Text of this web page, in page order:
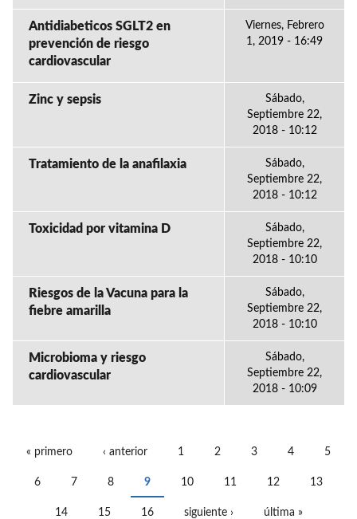
Antidiabeticos SGLT2 en
prevención de riesgo
cardiovascular
Viernes, Febrero
1, 2019 - 16:49
Zinc y sepsis
Sábado,
Septiembre 22,
2018 - 10:12
Tratamiento de la anafilaxia
Sábado,
Septiembre 22,
2018 - 10:12
Toxicidad por vitamina D
Sábado,
Septiembre 22,
2018 - 10:10
Riesgos de la Vacuna para la
fiebre amarilla
Sábado,
Septiembre 22,
2018 - 10:10
Microbioma y riesgo
cardiovascular
Sábado,
Septiembre 22,
2018 - 10:09
« primero ‹ anterior 1 2 3 4 5
6 7 8 9 10 11 12 13
14 15 16 siguiente › última »